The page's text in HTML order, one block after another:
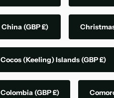
China (GBP £)
Cocos (Keeling) Islands (GBP £)
Colombia (GBP £)